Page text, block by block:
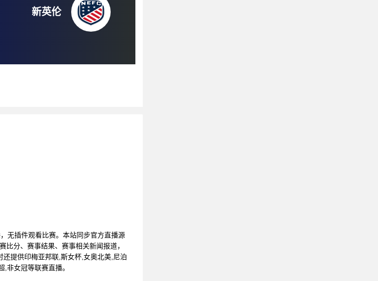
新英伦
无插件观看比赛。本站同步官方直播源
分、赛事结果、赛事相关新闻报道，
提供印梅亚邦联,斯女杯,女奥北美,尼泊
非女冠等联赛直播。